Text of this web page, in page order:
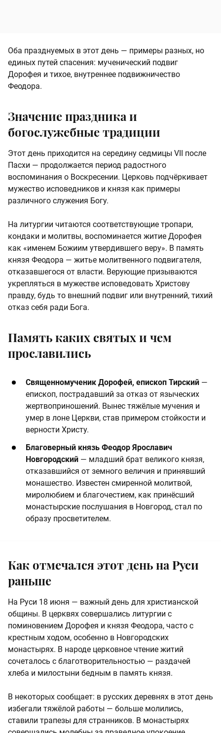
Оба празднуемых в этот день — примеры разных, но
единых путей спасения: мученический подвиг
Дорофея и тихое, внутреннее подвижничество
Феодора.
Значение праздника и
богослужебные традиции
Этот день приходится на середину седмицы VII после
Пасхи — продолжается период радостного
воспоминания о Воскресении. Церковь подчёркивает
мужество исповедников и князя как примеры
различного служения Богу.
На литургии читаются соответствующие тропари,
кондаки и молитвы, воспоминается житие Дорофея
как «именем Божиим утвердившего веру». В память
князя Феодора — житье молитвенного подвигателя,
отказавшегося от власти. Верующие призываются
укрепляться в мужестве исповедовать Христову
правду, будь то внешний подвиг или внутренний, тихий
отказ себя ради Бога.
Память каких святых и чем
прославились
Священномученик Дорофей, епископ Тирский —
епископ, пострадавший за отказ от языческих
жертвоприношений. Вынес тяжёлые мучения и
умер в лоне Церкви, став примером стойкости и
верности Христу.
Благоверный князь Феодор Ярославич
Новгородский — младший брат великого князя,
отказавшийся от земного величия и принявший
монашество. Известен смиренной молитвой,
миролюбием и благочестием, как принёсший
монастырские послушания в Новгород, стал по
образу просветителем.
Как отмечался этот день на Руси
раньше
На Руси 18 июня — важный день для христианской
общины. В церквях совершались литургии с
поминовением Дорофея и князя Феодора, часто с
крестным ходом, особенно в Новгородских
монастырях. В народе церковное чтение житий
сочеталось с благотворительностью — раздачей
хлеба и милостыни бедным в память князя.
В некоторых сообщает: в русских деревнях в этот день
избегали тяжёлой работы — больше молились,
ставили трапезы для странников. В монастырях